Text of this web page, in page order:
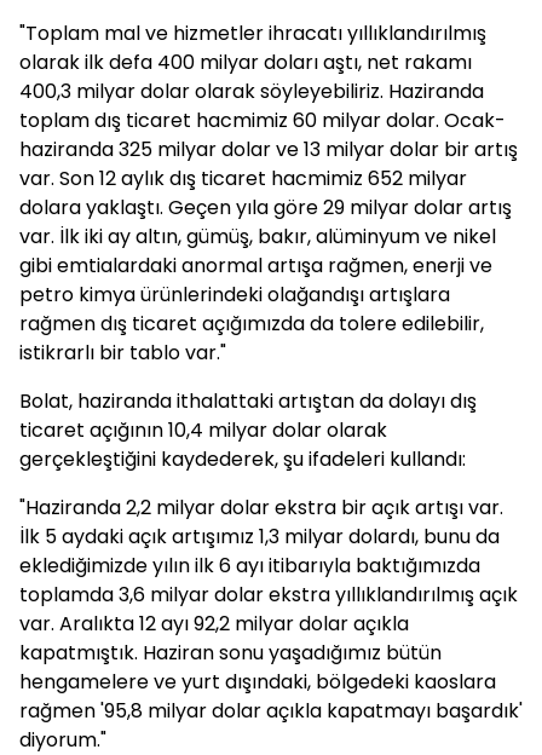
"Toplam mal ve hizmetler ihracatı yıllıklandırılmış
olarak ilk defa 400 milyar doları aştı, net rakamı
400,3 milyar dolar olarak söyleyebiliriz. Haziranda
toplam dış ticaret hacmimiz 60 milyar dolar. Ocak-
haziranda 325 milyar dolar ve 13 milyar dolar bir artış
var. Son 12 aylık dış ticaret hacmimiz 652 milyar
dolara yaklaştı. Geçen yıla göre 29 milyar dolar artış
var. İlk iki ay altın, gümüş, bakır, alüminyum ve nikel
gibi emtialardaki anormal artışa rağmen, enerji ve
petro kimya ürünlerindeki olağandışı artışlara
rağmen dış ticaret açığımızda da tolere edilebilir,
istikrarlı bir tablo var."
Bolat, haziranda ithalattaki artıştan da dolayı dış
ticaret açığının 10,4 milyar dolar olarak
gerçekleştiğini kaydederek, şu ifadeleri kullandı:
"Haziranda 2,2 milyar dolar ekstra bir açık artışı var.
İlk 5 aydaki açık artışımız 1,3 milyar dolardı, bunu da
eklediğimizde yılın ilk 6 ayı itibarıyla baktığımızda
toplamda 3,6 milyar dolar ekstra yıllıklandırılmış açık
var. Aralıkta 12 ayı 92,2 milyar dolar açıkla
kapatmıştık. Haziran sonu yaşadığımız bütün
hengamelere ve yurt dışındaki, bölgedeki kaoslara
rağmen '95,8 milyar dolar açıkla kapatmayı başardık'
diyorum."